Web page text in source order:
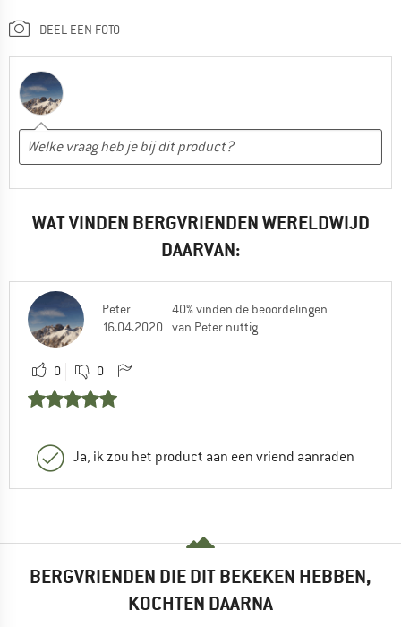
DEEL EEN FOTO
WAT VINDEN BERGVRIENDEN WERELDWIJD
DAARVAN:
Peter
16.04.2020
40% vinden de beoordelingen
van Peter nuttig
0 0
Ja, ik zou het product aan een vriend aanraden
BERGVRIENDEN DIE DIT BEKEKEN HEBBEN,
KOCHTEN DAARNA